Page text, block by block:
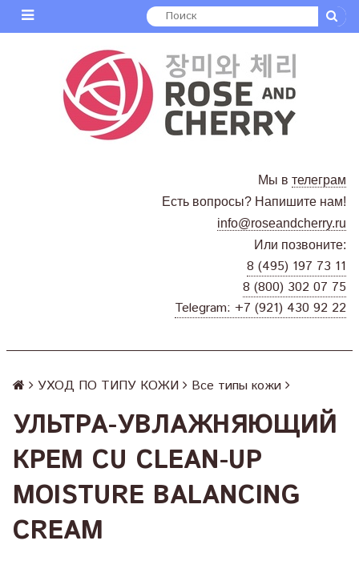
Мы в телеграм
Есть вопросы? Напишите нам!
info@roseandcherry.ru
Или позвоните:
8 (495) 197 73 11
8 (800) 302 07 75
Telegram: +7 (921) 430 92 22
УХОД ПО ТИПУ КОЖИ Все типы кожи
УЛЬТРА-УВЛАЖНЯЮЩИЙ
КРЕМ CU CLEAN-UP
MOISTURE BALANCING
CREAM